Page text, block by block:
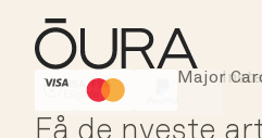
HSA/FSA Eligible
Major